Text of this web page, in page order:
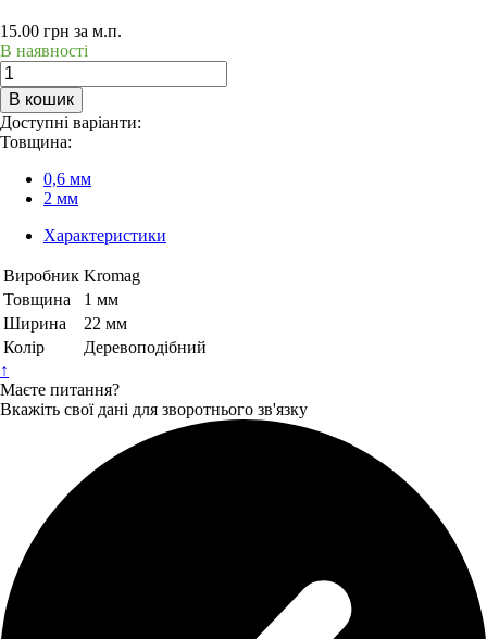
15.00 грн за м.п.
В наявності
В кошик
Доступні варіанти:
Товщина:
0,6 мм
2 мм
Характеристики
Виробник Kromag
Товщина
1 мм
Ширина
22 мм
Колір
Деревоподібний
↑
Маєте питання?
Вкажіть свої дані для зворотнього зв'язку